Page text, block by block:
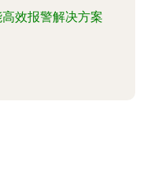
效报警解决方案